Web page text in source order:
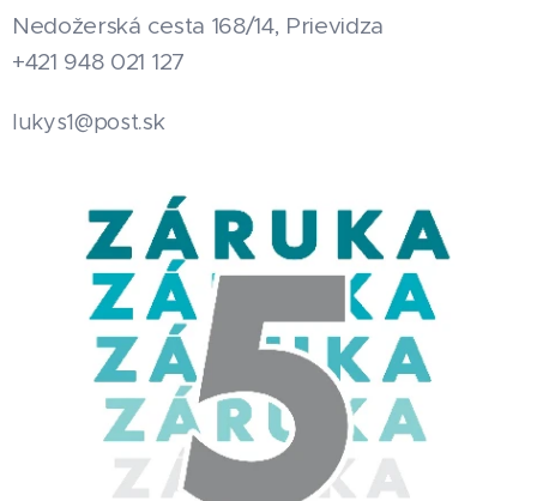
Nedožerská cesta 168/14, Prievidza
+421 948 021 127
lukys1@post.sk